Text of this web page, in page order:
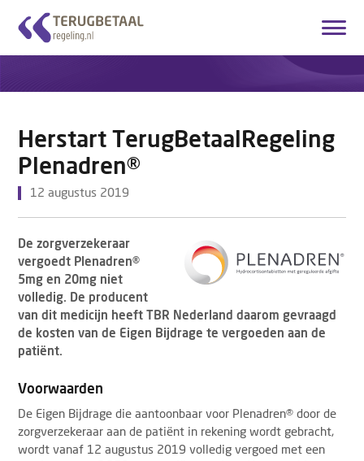
Account aanmaken
Startpagina
Hoe het werkt
Over ons
Contact
Herstart TerugBetaalRegeling
Plenadren®
12 augustus 2019
De zorgverzekeraar
vergoedt Plenadren®
5mg en 20mg niet
volledig. De producent
van dit medicijn heeft TBR Nederland daarom gevraagd
de kosten van de Eigen Bijdrage te vergoeden aan de
patiënt.
Voorwaarden
De Eigen Bijdrage die aantoonbaar voor Plenadren® door de
zorgverzekeraar aan de patiënt in rekening wordt gebracht,
wordt vanaf 12 augustus 2019 volledig vergoed met een